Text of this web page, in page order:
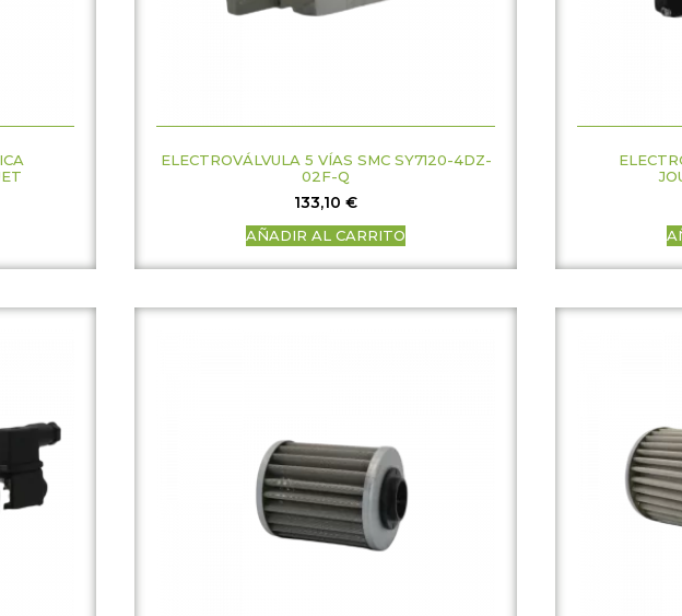
ELECTROVÁLVULA 5 VÍAS SMC SY7120-4DZ-
02F-Q
133,10 €
AÑADIR AL CARRITO